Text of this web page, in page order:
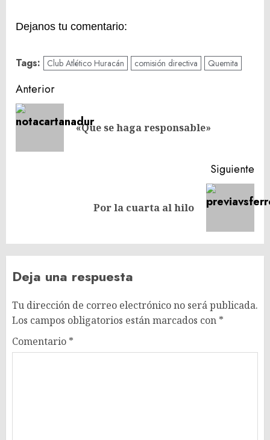
Dejanos tu comentario:
Tags: Club Atlético Huracán comisión directiva Quemita
Navegación
de
entradas
Anterior
«Que se haga responsable»
Siguiente
Por la cuarta al hilo
Deja una respuesta
Tu dirección de correo electrónico no será publicada.
Los campos obligatorios están marcados con *
Comentario *